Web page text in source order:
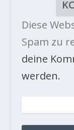
Diese
Spam zu
deine
werden.